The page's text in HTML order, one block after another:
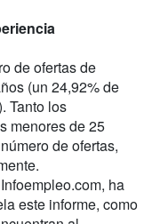
de ofertas de
(un 24,92% de
Tanto los
menores de 25
de ofertas,
ha
este informe, como